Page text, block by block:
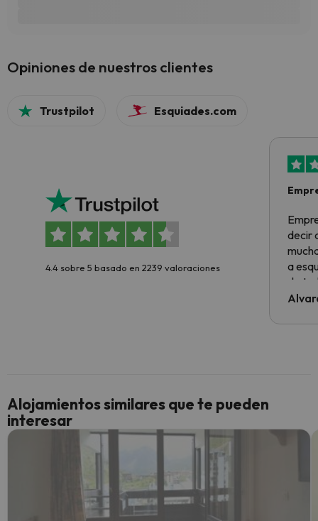
Opiniones de nuestros clientes
Trustpilot Esquiades.com
4.4 sobre 5 basado en 2239 valoraciones
decir
a
de
al
culpa
Alojamientos similares que te pueden
interesar